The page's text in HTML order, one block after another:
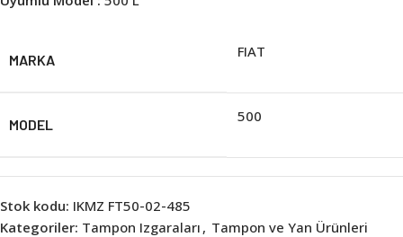
MARKA FIAT
MODEL 500
Stok kodu: IKMZ FT50-02-485
Kategoriler: Tampon Izgaraları , Tampon ve Yan Ürünleri